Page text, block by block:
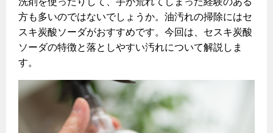
原料費調整制度について
こんなときは
ガスが出ないとき
ガスメーターの復帰方法
経済性
ライフスタイルの変化に対応するエコジョーズ
ガス・電気併用住宅とオール電化住宅の比較
経済性、環境性、創エネ
ライフステージ別に比較する
レンジフード
レンジフード
オーブン・炊飯器
オーブン
3つのあんしん宣言
テレビCM
リフォームの流れ
補助金について
都市ガスでんき 従量電灯Ｃ
都市ガスでんき 低圧電力
電気料金の計算について
約款
電気料金のシミュレーション
エコ・クッキング
料理教室レンタル
お問合わせ・資料請求 ショールーム
情報誌 企業情報
採用情報
方も多いのではないでしょうか。油汚れの掃除にはセ
スキ炭酸ソーダがおすすめです。今回は、セスキ炭酸
ソーダの特徴と落としやすい汚れについて解説しま
す。